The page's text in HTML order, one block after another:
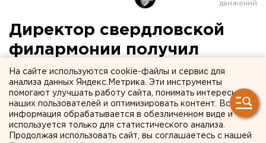
Директор свердловской
филармонии получил
звание почетного
гражданина
На сайте используются cookie-файлы и сервис для
анализа данных Яндекс.Метрика. Эти инструменты
помогают улучшать работу сайта, понимать интересы
наших пользователей и оптимизировать контент. Вся
информация обрабатывается в обезличенном виде и
используется только для статистического анализа.
Продолжая использовать сайт, вы соглашаетесь с нашей